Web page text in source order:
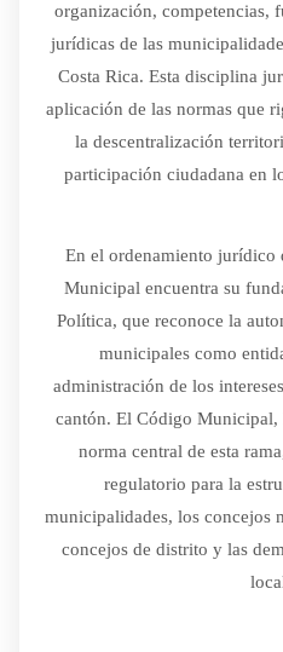
organización, competencias,
jurídicas de las
Costa Rica. Esta disciplina
aplicación de las normas que
la descentralización
participación ciudadana en
En el ordenamiento jurídico
Municipal encuentra su
Política, que reconoce la
municipales como
administración de los
cantón. El Código
norma central de esta
regulatorio para la
municipalidades, los concejos
concejos de distrito y las